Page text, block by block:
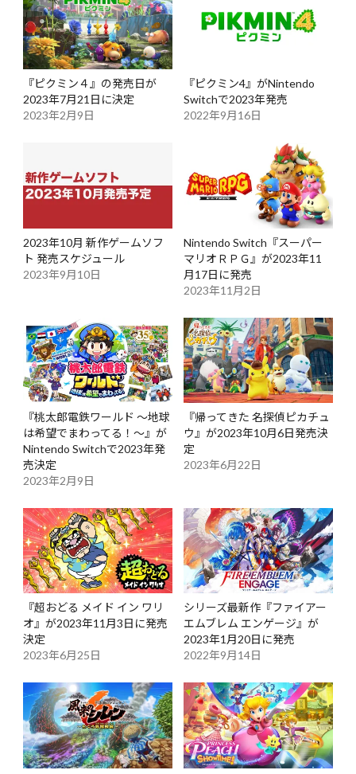
『ピクミン４』の発売日が
2023年7月21日に決定
2023年2月9日
『ピクミン4』がNintendo
Switchで2023年発売
2022年9月16日
2023年10月 新作ゲームソフ
ト 発売スケジュール
2023年9月10日
Nintendo Switch『スーパー
マリオＲＰＧ』が2023年11
月17日に発売
2023年11月2日
『桃太郎電鉄ワールド ～地球
は希望でまわってる！～』が
Nintendo Switchで2023年発
売決定
2023年2月9日
『帰ってきた 名探偵ピカチュ
ウ』が2023年10月6日発売決
定
2023年6月22日
『超おどる メイド イン ワリ
オ』が2023年11月3日に発売
決定
2023年6月25日
シリーズ最新作『ファイアー
エムブレム エンゲージ』が
2023年1月20日に発売
2022年9月14日